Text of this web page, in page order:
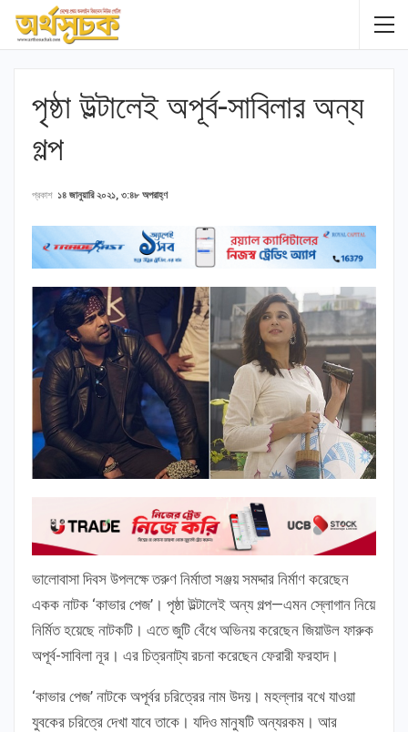
পৃষ্ঠা উল্টালেই অপূর্ব-সাবিলার অন্য
গল্প
প্রকাশ ১৪ জানুয়ারি ২০২১, ৩:৪৮ অপরাহ্ণ
ভালোবাসা দিবস উপলক্ষে তরুণ নির্মাতা সঞ্জয় সমদ্দার নির্মাণ করেছেন
একক নাটক ‘কাভার পেজ’। পৃষ্ঠা উল্টালেই অন্য গল্প—এমন স্লোগান নিয়ে
নির্মিত হয়েছে নাটকটি। এতে জুটি বেঁধে অভিনয় করেছেন জিয়াউল ফারুক
অপূর্ব-সাবিলা নূর। এর চিত্রনাট্য রচনা করেছেন ফেরারী ফরহাদ।
‘কাভার পেজ’ নাটকে অপূর্বর চরিত্রের নাম উদয়। মহল্লার বখে যাওয়া
যুবকের চরিত্রে দেখা যাবে তাকে। যদিও মানুষটি অন্যরকম। আর